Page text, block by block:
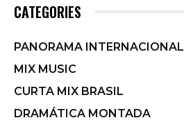
CATEGORIES
PANORAMA INTERNACIONAL
MIX MUSIC
CURTA MIX BRASIL
DRAMÁTICA MONTADA